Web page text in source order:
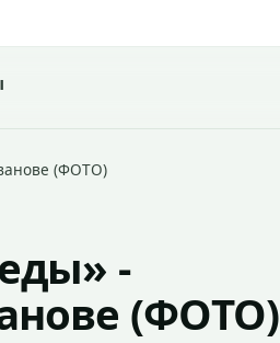
(ФОТО)
-
(ФОТО)